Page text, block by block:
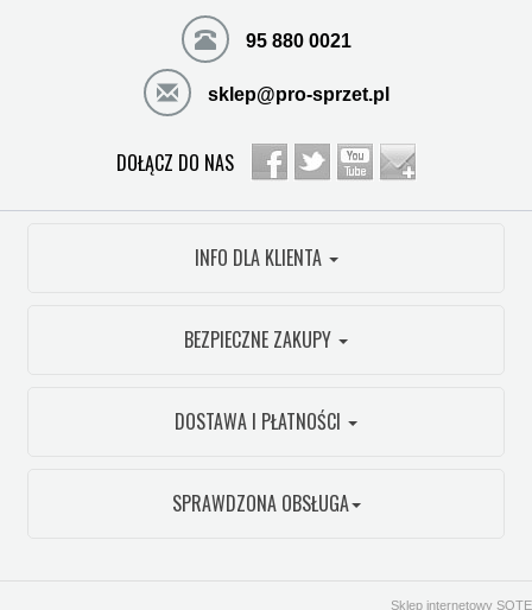
95 880 0021
sklep@pro-sprzet.pl
DOŁĄCZ DO NAS
INFO DLA KLIENTA
BEZPIECZNE ZAKUPY
DOSTAWA I PŁATNOŚCI
SPRAWDZONA OBSŁUGA
Sklep internetowy SOTE